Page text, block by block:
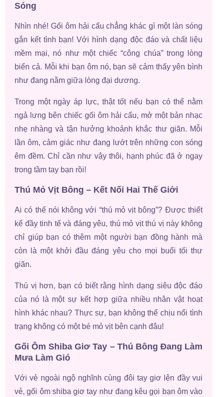
Sóng
Nhìn nhé! Gối ôm hải cẩu chẳng khác gì một làn sóng
gắn kết tình bạn! Với hình dạng độc đáo và chất liệu
mềm mại, nó như một chiếc “công chúa” trong lòng
biển cả. Mỗi khi bạn ôm nó, bạn sẽ cảm thấy yên bình
như đang nằm giữa lòng đại dương.
Trong một ngày áp lực, thật tốt nếu bạn có thể nằm
ngả lưng bên chiếc gối ôm hải cẩu, mở một bản nhạc
nhẹ nhàng và tận hưởng khoảnh khắc thư giãn. Mỗi
lần ôm, cảm giác như đang lướt trên những con sóng
êm đềm. Chỉ cần như vậy thôi, hạnh phúc đã ở ngay
trong tầm tay bạn rồi!
Thú Mỏ Vịt Bông – Kết Nối Hai Thế Giới
Ai có thể nói không với “thú mỏ vịt bông”? Được thiết
kế đầy tinh tế và đáng yêu, thú mỏ vịt thú vị này không
chỉ giúp bạn có thêm một người bạn đồng hành mà
còn là một khởi đầu đáng yêu cho mọi buổi tối thư
giãn.
Thú vị hơn, bạn có biết rằng hình dạng siêu độc đáo
của nó là một sự kết hợp giữa nhiều nhân vật hoạt
hình khác nhau? Thực sự, bạn không thể chịu nổi tình
trạng không có một bé mỏ vịt bên cạnh đâu!
Gối Ôm Shiba Giơ Tay – Thú Bông Đang Làm
Mưa Làm Gió
Với vẻ ngoài ngộ nghĩnh cùng đôi tay giơ lên đầy vui
vẻ, gối ôm shiba giơ tay như đang kêu gọi bạn ôm vào